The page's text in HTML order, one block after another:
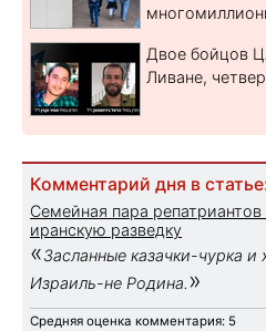
Двое бойцов
Ливане,
Комментарий дня в
Семейная пара
иранскую разведку
«Засланные казачки-чурка и
Израиль-не Родина. »
Средняя оценка комментария: 5